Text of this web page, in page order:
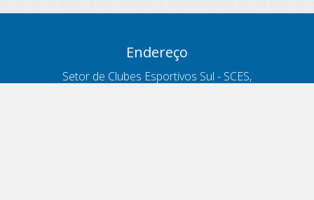
Endereço
Setor de Clubes Esportivos Sul - SCES,